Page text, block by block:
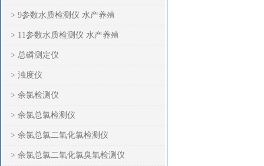
> 9参数水质检测仪 水产养殖
> 11参数水质检测仪 水产养殖
> 总磷测定仪
> 浊度仪
> 余氯检测仪
> 余氯总氯检测仪
> 余氯总氯二氧化氯检测仪
> 余氯总氯二氧化氯臭氧检测仪